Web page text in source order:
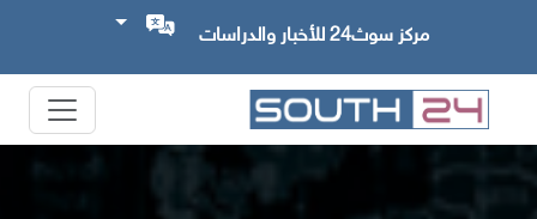
مركز سوث24 للأخبار والدراسات